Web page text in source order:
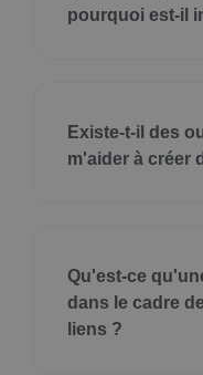
pourquoi est-il
Existe-t-il des
m'aider à créer
Qu'est-ce
dans le cadre
liens ?